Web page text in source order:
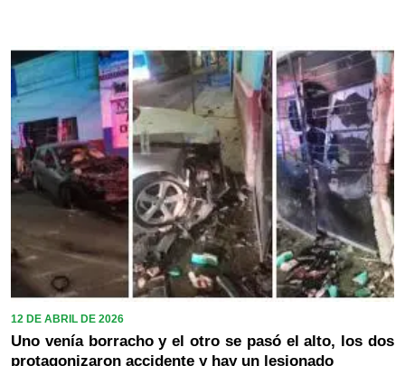
12 DE ABRIL DE 2026
Uno venía borracho y el otro se pasó el alto, los dos
protagonizaron accidente y hay un lesionado